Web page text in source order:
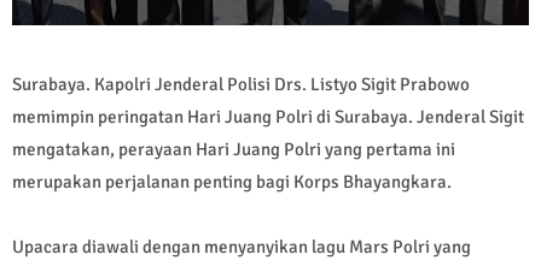
Surabaya. Kapolri Jenderal Polisi Drs. Listyo Sigit Prabowo
memimpin peringatan Hari Juang Polri di Surabaya. Jenderal Sigit
mengatakan, perayaan Hari Juang Polri yang pertama ini
merupakan perjalanan penting bagi Korps Bhayangkara.
Upacara diawali dengan menyanyikan lagu Mars Polri yang